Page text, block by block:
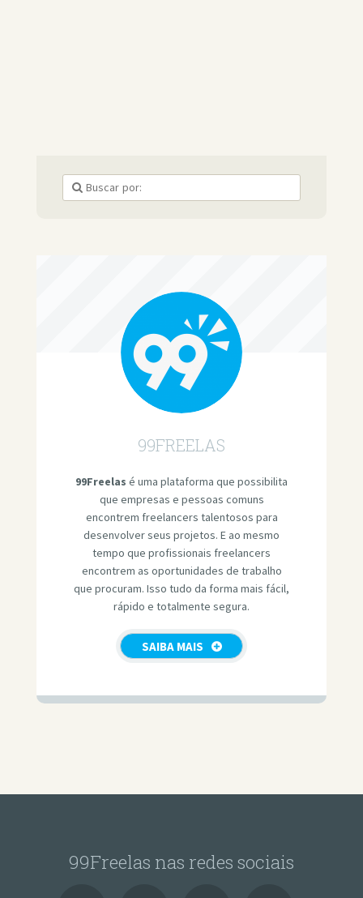
99FREELAS
99Freelas é uma plataforma que possibilita
que empresas e pessoas comuns
encontrem freelancers talentosos para
desenvolver seus projetos. E ao mesmo
tempo que profissionais freelancers
encontrem as oportunidades de trabalho
que procuram. Isso tudo da forma mais fácil,
rápido e totalmente segura.
SAIBA MAIS
99Freelas nas redes sociais